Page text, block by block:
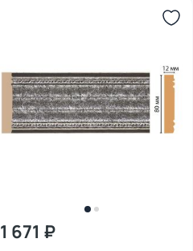
1 671 ₽